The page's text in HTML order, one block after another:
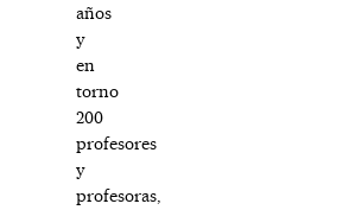
años
y
en
torno
200
profesores
y
profesoras,